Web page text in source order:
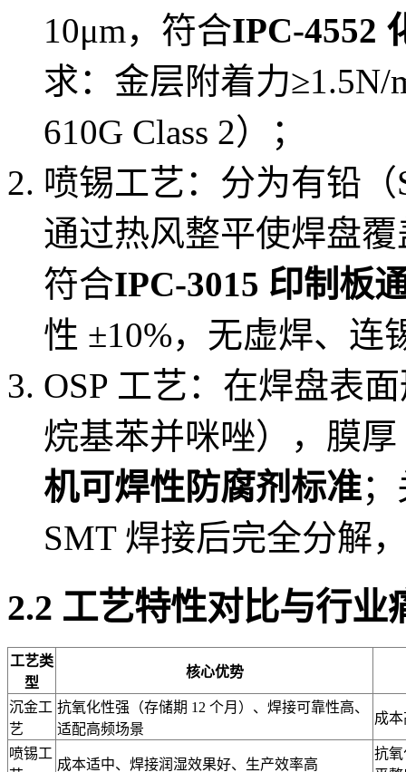
10μm，符合IPC-4552
求：金层附着力≥1.5N/
610G Class 2）；
喷锡工艺：分为有铅
通过热风整平使焊盘
符合IPC-3015 印制板
性 ±10%，无虚焊、连
OSP 工艺：在焊盘表
烷基苯并咪唑），膜厚
机可焊性防腐剂标准
SMT 焊接后完全分解
2.2 工艺特性对比与行业
工艺类
型
核心优势
沉金工
艺
抗氧化性强（存储期 12 个月）、焊接可靠性高、
适配高频场景
成
喷锡工
成本适中、焊接润湿效果好、生产效率高
抗氧